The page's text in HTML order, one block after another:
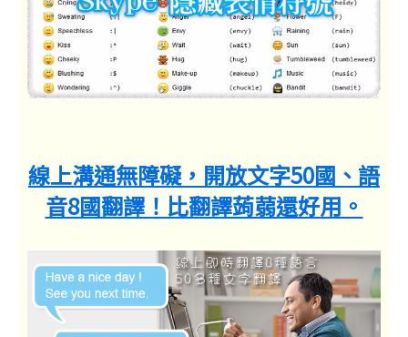
線上溝通無障礙，開放文字50國、語
音8國翻譯！比翻譯蒟蒻還好用。